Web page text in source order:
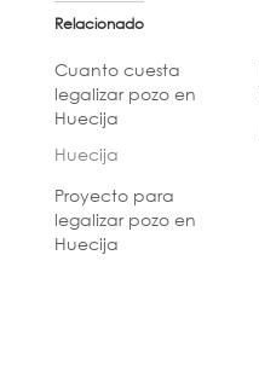
Relacionado
Cuanto cuesta
legalizar pozo en
Huecija
Huecija
Proyecto para
legalizar pozo en
Huecija